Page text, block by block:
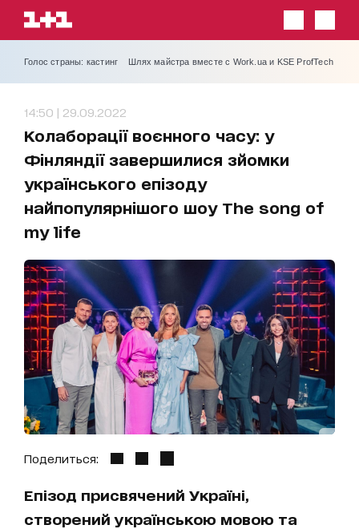
Голос страны: кастинг Шлях майстра вместе с Work.ua и KSE ProfTech
14:50 | 29.09.2022
Колаборації воєнного часу: у
Фінляндії завершилися зйомки
українського епізоду
найпопулярнішого шоу The song of
my life
Поделиться:
Епізод присвячений Україні,
створений українською мовою та